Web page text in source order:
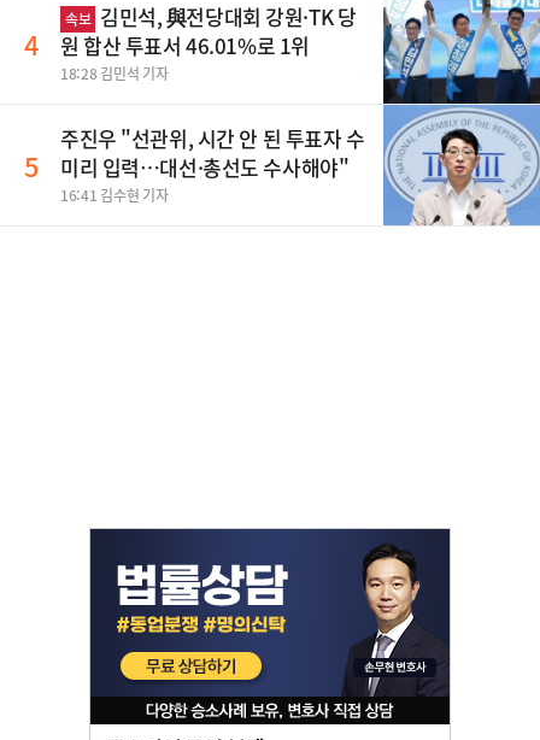
4
속보 김민석, 與전당대회 강원·TK 당
원 합산 투표서 46.01%로 1위
18:28 김민석 기자
5
주진우 "선관위, 시간 안 된 투표자 수
미리 입력…대선·총선도 수사해야"
16:41 김수현 기자